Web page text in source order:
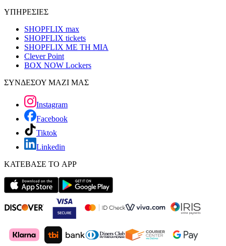
ΥΠΗΡΕΣΙΕΣ
SHOPFLIX max
SHOPFLIX tickets
SHOPFLIX ΜΕ ΤΗ ΜΙΑ
Clever Point
BOX NOW Lockers
ΣΥΝΔΕΣΟΥ ΜΑΖΙ ΜΑΣ
Instagram
Facebook
Tiktok
Linkedin
ΚΑΤΕΒΑΣΕ ΤΟ APP